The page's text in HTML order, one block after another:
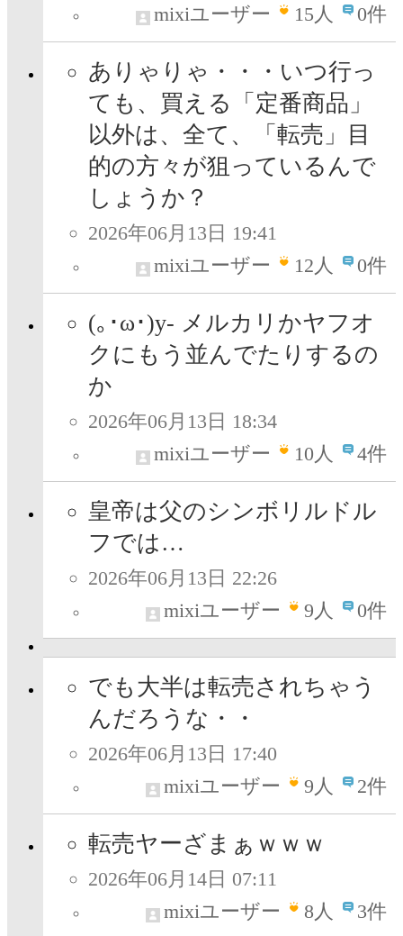
mixiユーザー
15人 0件
ありゃりゃ・・・いつ行っ
ても、買える「定番商品」
以外は、全て、「転売」目
的の方々が狙っているんで
しょうか？
2026年06月13日 19:41
mixiユーザー
12人 0件
(｡･ω･)y- メルカリかヤフオ
クにもう並んでたりするの
か
2026年06月13日 18:34
mixiユーザー
10人 4件
皇帝は父のシンボリルドル
フでは…
2026年06月13日 22:26
mixiユーザー
9人 0件
でも大半は転売されちゃう
んだろうな・・
2026年06月13日 17:40
mixiユーザー
9人 2件
転売ヤーざまぁｗｗｗ
2026年06月14日 07:11
mixiユーザー
8人 3件